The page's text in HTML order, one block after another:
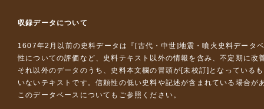
収録データについて
1607年2月以前の史料データは『 [古代・中世]地震・噴火史料データ
性についての評価など、史料テキスト以外の情報を含み、不定期に改
それ以外のデータのうち、史料本文欄の冒頭が[未校訂]となっている
いないテキストです。信頼性の低い史料や記述が含まれている場合が
このデータベースについて もご参照ください。